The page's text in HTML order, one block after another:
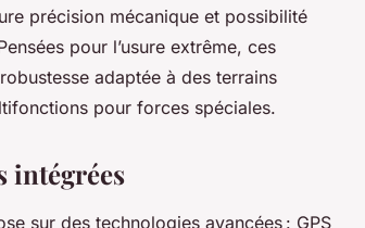
précision mécanique et possibilité
pour l’usure extrême, ces
adaptée à des terrains
pour forces spéciales.
intégrées
sur des technologies avancées : GPS